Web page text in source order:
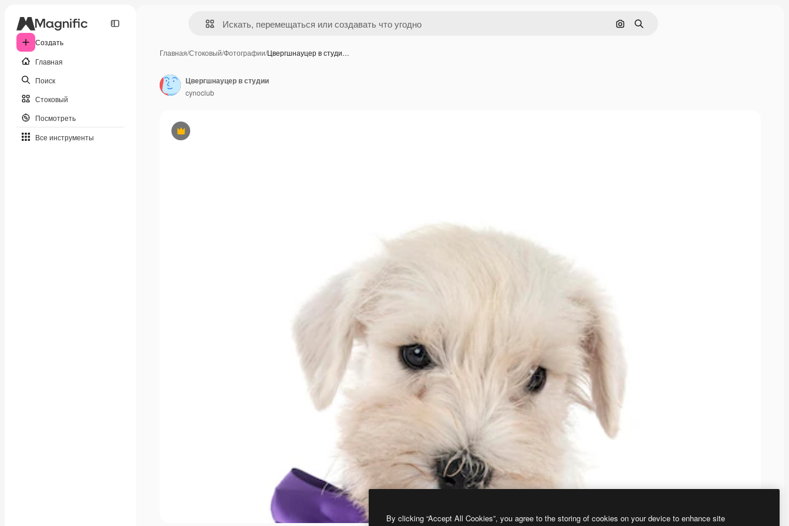
Создать
Главная
Поиск
Стоковый
Посмотреть
Все инструменты
Поиск по изображению
Поиск
Главная/Стоковый/Фотографии/Цвергшнауцер в студи…
Премиум
Цвергшнауцер в студии
cynoclub
By clicking “Accept All Cookies”, you agree to the storing of cookies on your device to enhance site